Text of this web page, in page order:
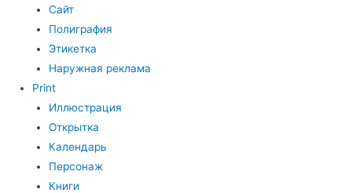
Сайт
Полиграфия
Этикетка
Наружная реклама
Print
Иллюстрация
Открытка
Календарь
Персонаж
Книги